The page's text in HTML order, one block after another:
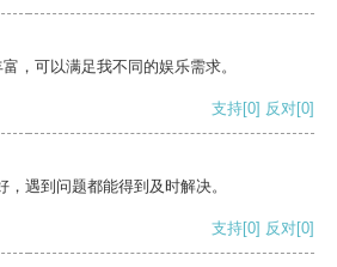
，可以满足我不同的娱乐需求。
支持[0] 反对[0]
遇到问题都能得到及时解决。
支持[0] 反对[0]